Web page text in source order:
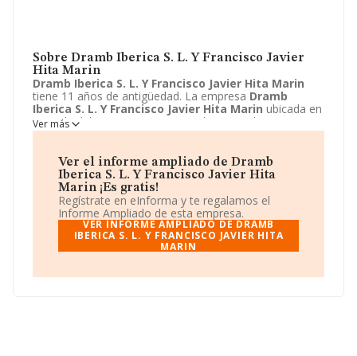
Sobre Dramb Iberica S. L. Y Francisco Javier
Hita Marin
Dramb Iberica S. L. Y Francisco Javier Hita Marin
tiene 11 años de antigüedad. La empresa Dramb
Iberica S. L. Y Francisco Javier Hita Marin ubicada en
Avenida del sur, 17 - BJ A, Granada, Granada. Su
actividad CNAE está definida como 0729 - Extracción de
Dramb Iberica S. L. Y Francisco Javier Hita Marin
es Unión temporal de empresas.
Ver más
Ver el informe ampliado de Dramb
Iberica S. L. Y Francisco Javier Hita
Marin ¡Es gratis!
Regístrate en eInforma y te regalamos el
Informe Ampliado de esta empresa.
VER INFORME AMPLIADO DE DRAMB
IBERICA S. L. Y FRANCISCO JAVIER HITA
MARIN